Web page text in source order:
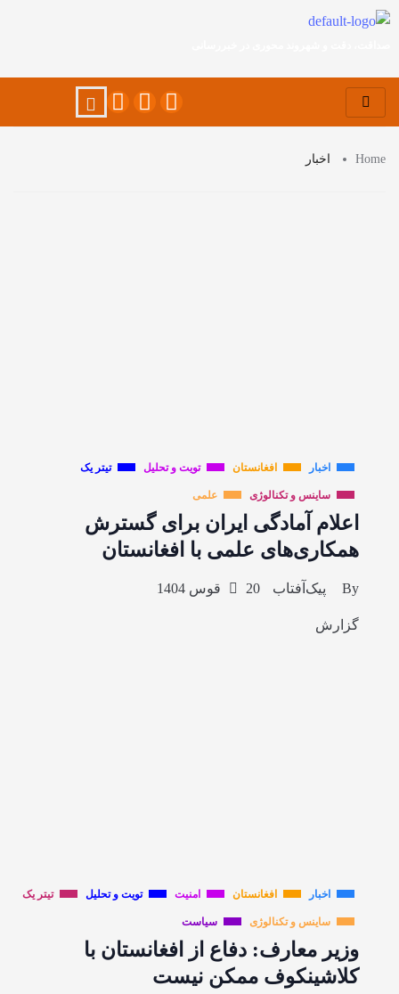
Home اخبار
اخبار افغانستان تویت و تحلیل تیتر یک
ساینس و تکنالوژی علمی
اعلام آمادگی ایران برای گسترش
همکاری‌های علمی با افغانستان
By پیک‌آفتاب 20 قوس 1404
گزارش
اخبار افغانستان امنیت تویت و تحلیل تیتر یک
ساینس و تکنالوژی سیاست
وزیر معارف: دفاع از افغانستان با
کلاشینکوف ممکن نیست